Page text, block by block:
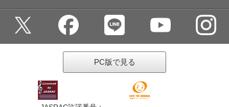
PC版で見る